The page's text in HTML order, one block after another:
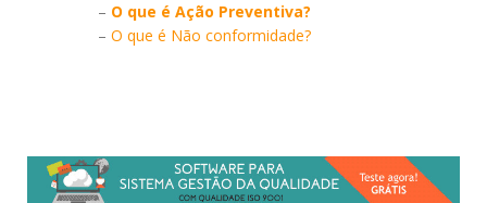
– O que é Ação Preventiva?
– O que é Não conformidade?